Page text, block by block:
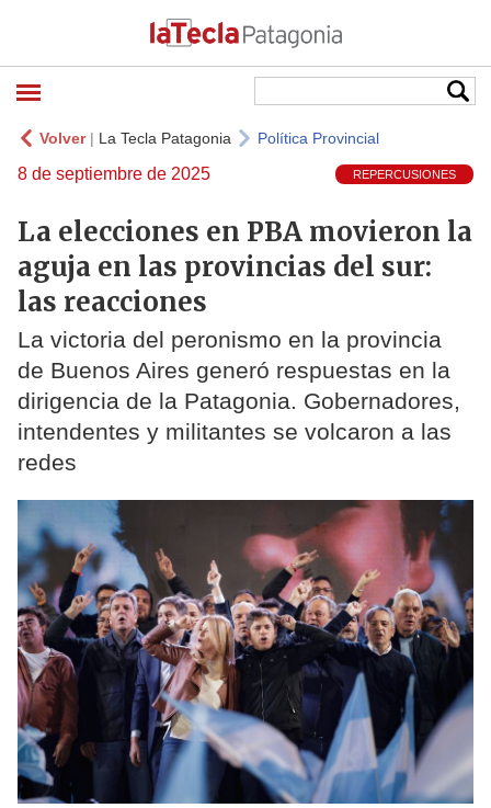
Volver| La Tecla Patagonia Política Provincial
8 de septiembre de 2025 REPERCUSIONES
La elecciones en PBA movieron la
aguja en las provincias del sur:
las reacciones
La victoria del peronismo en la provincia
de Buenos Aires generó respuestas en la
dirigencia de la Patagonia. Gobernadores,
intendentes y militantes se volcaron a las
redes